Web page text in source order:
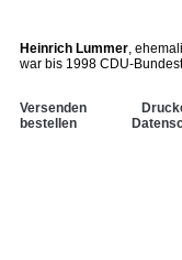
Heinrich Lummer,
war bis 1998 CDU-
Versenden
bestellen